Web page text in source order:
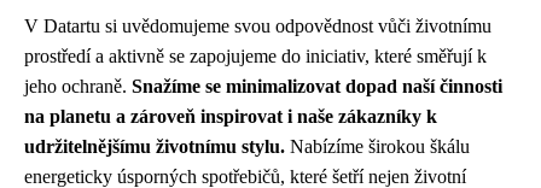
V Datartu si uvědomujeme svou odpovědnost vůči životnímu
prostředí a aktivně se zapojujeme do iniciativ, které směřují k
jeho ochraně. Snažíme se minimalizovat dopad naší činnosti
na planetu a zároveň inspirovat i naše zákazníky k
udržitelnějšímu životnímu stylu. Nabízíme širokou škálu
energeticky úsporných spotřebičů, které šetří nejen životní